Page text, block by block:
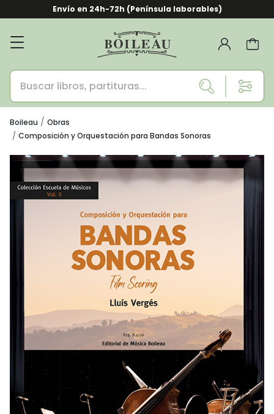
Envío en 24h-72h (Península laborables)
Boileau
Obras
Composición y Orquestación para Bandas Sonoras